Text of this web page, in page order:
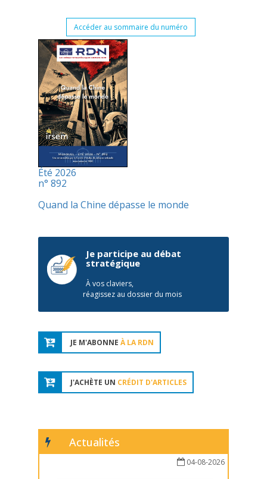
Accéder au sommaire du numéro
Été 2026
n° 892
Quand la Chine dépasse le monde
Je participe au débat
stratégique
À vos claviers,
réagissez au dossier du mois
JE M'ABONNE À LA RDN
J'ACHÈTE UN CRÉDIT D'ARTICLES
Actualités
04-08-2026